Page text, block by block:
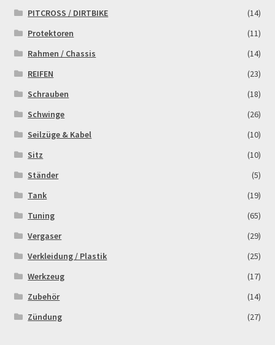
PITCROSS / DIRTBIKE
(14)
Protektoren
(11)
Rahmen / Chassis
(14)
REIFEN
(23)
Schrauben
(18)
Schwinge
(26)
Seilzüge & Kabel
(10)
Sitz
(10)
Ständer
(5)
Tank
(19)
Tuning
(65)
Vergaser
(29)
Verkleidung / Plastik
(25)
Werkzeug
(17)
Zubehör
(14)
Zündung
(27)